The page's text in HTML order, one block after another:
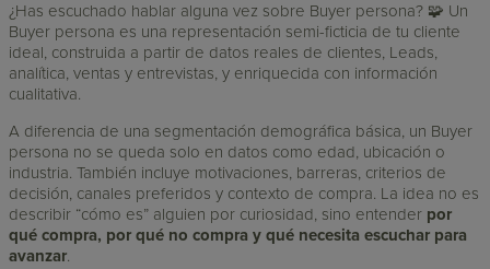
¿Has escuchado hablar alguna vez sobre Buyer persona? 🧩 Un
Buyer persona es una representación semi-ficticia de tu cliente
ideal, construida a partir de datos reales de clientes, Leads,
analítica, ventas y entrevistas, y enriquecida con información
cualitativa.
A diferencia de una segmentación demográfica básica, un Buyer
persona no se queda solo en datos como edad, ubicación o
industria. También incluye motivaciones, barreras, criterios de
decisión, canales preferidos y contexto de compra. La idea no es
describir “cómo es” alguien por curiosidad, sino entender por
qué compra, por qué no compra y qué necesita escuchar para
avanzar.